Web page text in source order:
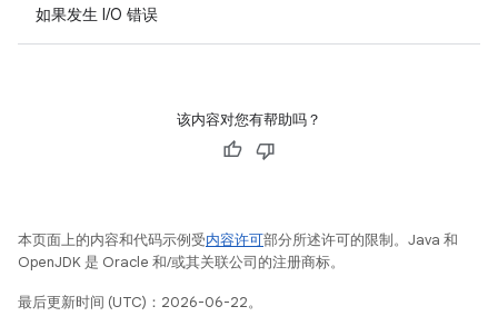
如果发生 I/O 错误
该内容对您有帮助吗？
本页面上的内容和代码示例受内容许可部分所述许可的限制。Java 和
OpenJDK 是 Oracle 和/或其关联公司的注册商标。
最后更新时间 (UTC)：2026-06-22。